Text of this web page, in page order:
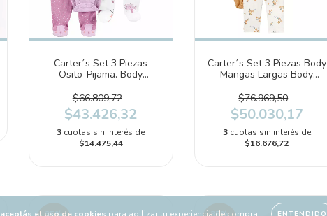
ENTENDIDO
Carter´s Set 3 Piezas
Osito-Pijama. Body
"Cachorros" (1N689710)
$66.809,72
$43.426,32
3 cuotas sin interés de
$14.475,44
Carter´s Set 3 Piezas Body
Mangas Largas Body
(1T006610)
$76.969,50
$50.030,17
3 cuotas sin interés de
$16.676,72